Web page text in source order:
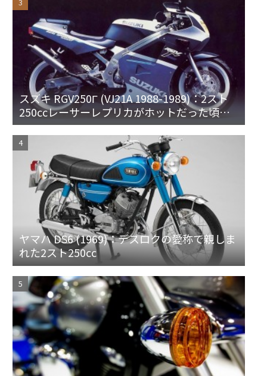
スズキ RGV250Γ (VJ21A 1988-1989)：2スト
250ccレーサーレプリカがホットだった頃の1
台
ヤマハ DS6 (1969)：デスロクの愛称で親しま
れた2スト250cc